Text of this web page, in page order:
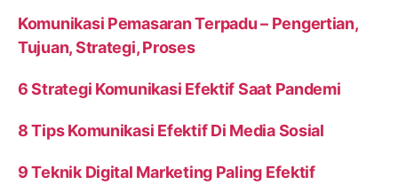
Komunikasi Pemasaran Terpadu – Pengertian,
Tujuan, Strategi, Proses
6 Strategi Komunikasi Efektif Saat Pandemi
8 Tips Komunikasi Efektif Di Media Sosial
9 Teknik Digital Marketing Paling Efektif